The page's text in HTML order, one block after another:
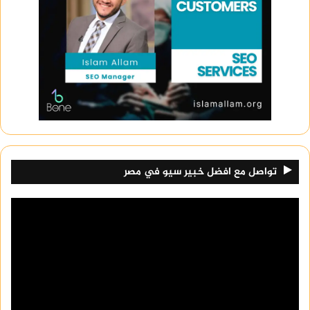
اسعار كراسي بلاستيك للكافيهات
تتفاوت أسعار كراسى البلاستيك بشكل كبير بناءً على
الجودة، التصميم، وحجم الطلب، فيما يلي الأسعار في
السوق:
أسعار كراسى البلاستيك الرخيصة تبدأ من 100
جنيه مصري وتصل إلى 200 جنيه حسب التصميم
والحجم.
إذا كنت تبحث عن كراسي بلاستيك قوية
للاستخدام في الأماكن التجارية مثل الكافيهات أو
تواصل مع افضل خبير سيو في مصر